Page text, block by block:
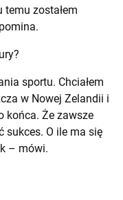
temu zostałem
sportu. Chciałem
w Nowej Zelandii i
końca. Że zawsze
sukces. O ile ma się
– mówi.